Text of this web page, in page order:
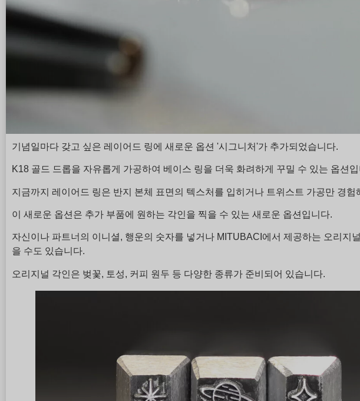
기념일마다 갖고 싶은 레이어드 링에 새로운 옵션 '시그니처'가 추가되었습니다.
K18 골드 드롭을 자유롭게 가공하여 베이스 링을 더욱 화려하게 꾸밀 수 있는 옵션
지금까지 레이어드 링은 반지 본체 표면의 텍스처를 입히거나 트위스트 가공만 경험
이 새로운 옵션은 추가 부품에 원하는 각인을 찍을 수 있는 새로운 옵션입니다.
자신이나 파트너의 이니셜, 행운의 숫자를 넣거나 MITUBACI에서 제공하는 오리지
을 수도 있습니다.
오리지널 각인은 벚꽃, 토성, 커피 원두 등 다양한 종류가 준비되어 있습니다.